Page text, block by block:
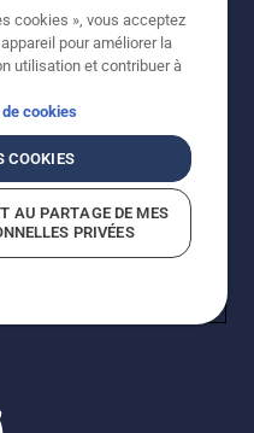
matière de
du produit
en ligne
cookies », vous acceptez
pour améliorer la
utilisation et contribuer à
cookies
COOKIES
AU PARTAGE DE MES
PRIVÉES